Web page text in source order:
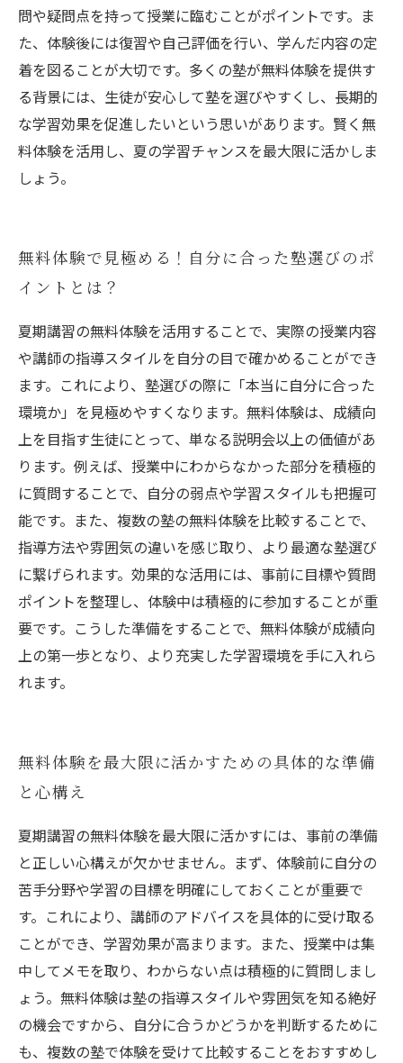
問や疑問点を持って授業に臨むことがポイントです。ま
た、体験後には復習や自己評価を行い、学んだ内容の定
着を図ることが大切です。多くの塾が無料体験を提供す
る背景には、生徒が安心して塾を選びやすくし、長期的
な学習効果を促進したいという思いがあります。賢く無
料体験を活用し、夏の学習チャンスを最大限に活かしま
しょう。
無料体験で見極める！自分に合った塾選びのポ
イントとは？
夏期講習の無料体験を活用することで、実際の授業内容
や講師の指導スタイルを自分の目で確かめることができ
ます。これにより、塾選びの際に「本当に自分に合った
環境か」を見極めやすくなります。無料体験は、成績向
上を目指す生徒にとって、単なる説明会以上の価値があ
ります。例えば、授業中にわからなかった部分を積極的
に質問することで、自分の弱点や学習スタイルも把握可
能です。また、複数の塾の無料体験を比較することで、
指導方法や雰囲気の違いを感じ取り、より最適な塾選び
に繋げられます。効果的な活用には、事前に目標や質問
ポイントを整理し、体験中は積極的に参加することが重
要です。こうした準備をすることで、無料体験が成績向
上の第一歩となり、より充実した学習環境を手に入れら
れます。
無料体験を最大限に活かすための具体的な準備
と心構え
夏期講習の無料体験を最大限に活かすには、事前の準備
と正しい心構えが欠かせません。まず、体験前に自分の
苦手分野や学習の目標を明確にしておくことが重要で
す。これにより、講師のアドバイスを具体的に受け取る
ことができ、学習効果が高まります。また、授業中は集
中してメモを取り、わからない点は積極的に質問しまし
ょう。無料体験は塾の指導スタイルや雰囲気を知る絶好
の機会ですから、自分に合うかどうかを判断するために
も、複数の塾で体験を受けて比較することをおすすめし